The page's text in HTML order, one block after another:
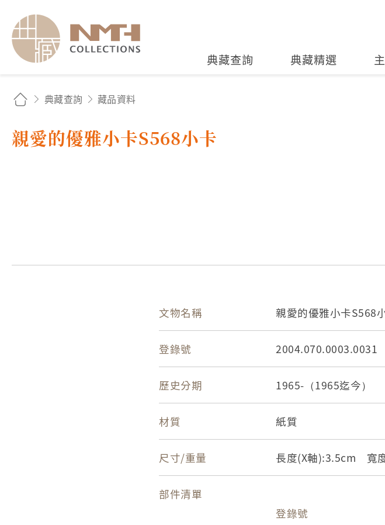
典藏查詢 典藏精選
典藏查詢 藏品資料
親愛的優雅小卡S568小卡
文物名稱 親愛的優雅小卡S568
登錄號 2004.070.0003.0031
歷史分期 1965-（1965迄今）
材質 紙質
尺寸/重量 長度(X軸):3.5cm 寬
部件清單
登錄號